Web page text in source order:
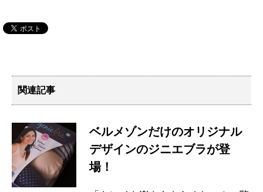
関連記事
ベルメゾンだけのオリジナル
デザインのジニエブラが登
場！